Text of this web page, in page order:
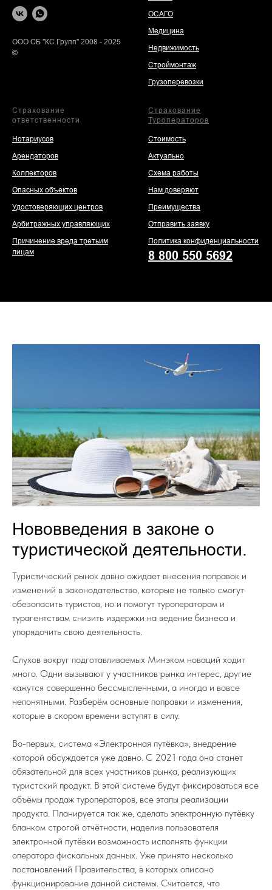
ООО СБ "КС Групп" 2008 - 2025
©
ОСАГО
Медицина
Недвижимость
Строймонтаж
Грузоперевозки
Страхование
ответственности
Нотариусов
Арендаторов
Коллекторов
Опасных объектов
Удостоверяющих центров
Арбитражных управляющих
Причинение вреда третьим
лицам
Страхование
Туроператоров
Стоимость
Актуально
Схема работы
Нам доверяют
Преимущества
Отправить заявку
Политика конфиденциальности
8 800 550 5692
Нововведения в законе о
туристической деятельности.
Туристический рынок давно ожидает внесения поправок и
изменений в законодательство, которые не только смогут
обезопасить туристов, но и помогут туроператорам и
турагентствам снизить издержки на ведение бизнеса и
упорядочить свою деятельность.
Слухов вокруг подготавливаемых Минэком новаций ходит
много. Одни вызывают у участников рынка интерес, другие
кажутся совершенно бессмысленными, а иногда и вовсе
непонятными. Разберём основные поправки и изменения,
которые в скором времени вступят в силу.
Во-первых, система «Электронная путёвка», внедрение
которой обсуждается уже давно. С 2021 года она станет
обязательной для всех участников рынка, реализующих
туристский продукт. В этой системе будут фиксироваться все
объёмы продаж туроператоров, все этапы реализации
продукта. Планируется так же, сделать электронную путёвку
бланком строгой отчётности, наделив пользователя
электронной путёвки возможность исполнять функции
оператора фискальных данных. Уже принято несколько
постановлений Правительства, в которых описано
функционирование данной системы. Считается, что